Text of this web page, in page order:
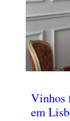
Vinhos
em